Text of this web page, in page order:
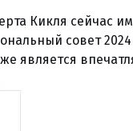
Кикля сейчас
совет
является